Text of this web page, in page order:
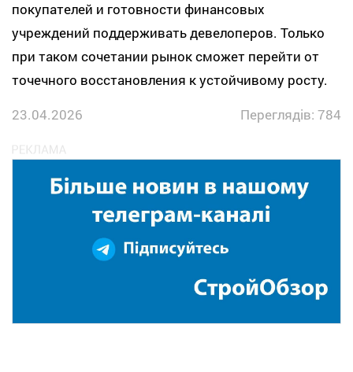
покупателей и готовности финансовых
учреждений поддерживать девелоперов. Только
при таком сочетании рынок сможет перейти от
точечного восстановления к устойчивому росту.
23.04.2026
Переглядів: 784